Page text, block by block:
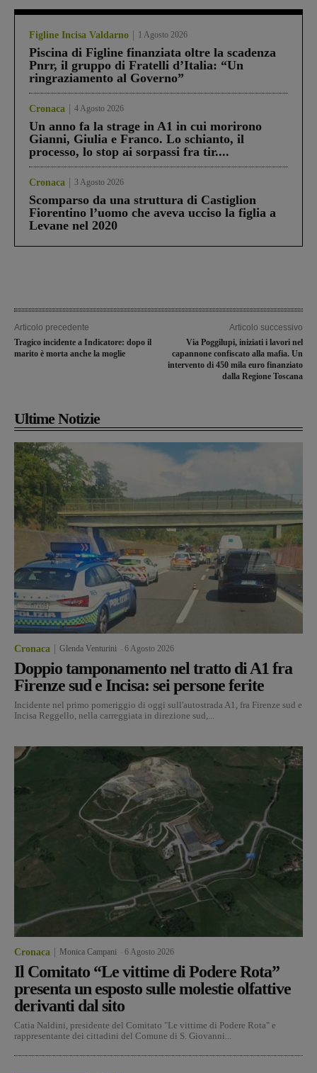
Figline Incisa Valdarno 1 Agosto 2026
Piscina di Figline finanziata oltre la scadenza
Pnrr, il gruppo di Fratelli d’Italia: “Un
ringraziamento al Governo”
Cronaca 4 Agosto 2026
Un anno fa la strage in A1 in cui morirono
Gianni, Giulia e Franco. Lo schianto, il
processo, lo stop ai sorpassi fra tir....
Cronaca 3 Agosto 2026
Scomparso da una struttura di Castiglion
Fiorentino l’uomo che aveva ucciso la figlia a
Levane nel 2020
Articolo precedente
Tragico incidente a Indicatore: dopo il
marito è morta anche la moglie
Articolo successivo
Via Poggilupi, iniziati i lavori nel
capannone confiscato alla mafia. Un
intervento di 450 mila euro finanziato
dalla Regione Toscana
Ultime Notizie
Cronaca Glenda Venturini 6 Agosto 2026
Doppio tamponamento nel tratto di A1 fra
Firenze sud e Incisa: sei persone ferite
Incidente nel primo pomeriggio di oggi sull'autostrada A1, fra Firenze sud e
Incisa Reggello, nella carreggiata in direzione sud,...
Cronaca Monica Campani 6 Agosto 2026
Il Comitato “Le vittime di Podere Rota”
presenta un esposto sulle molestie olfattive
derivanti dal sito
Catia Naldini, presidente del Comitato "Le vittime di Podere Rota" e
rappresentante dei cittadini del Comune di S. Giovanni...